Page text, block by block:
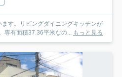
す。リビングダイニングキッチンが
専有面積37.36平米なの... もっと見る